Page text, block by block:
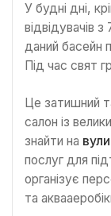
У будні дні,
відвідувачів
даний басейн
Під час свят
Це затишний
салон із
знайти на
послуг для
організує
та